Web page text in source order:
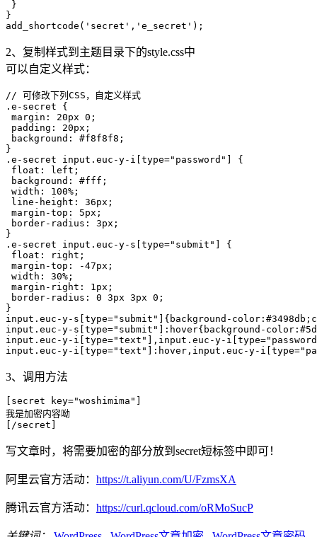
}
}
add_shortcode('secret','e_secret');
2、复制样式到主题目录下的style.css中
可以自定义样式：
// 可修改下列CSS，自定义样式
.e-secret {
margin: 20px 0;
padding: 20px;
background: #f8f8f8;
}
.e-secret input.euc-y-i[type="password"] {
float: left;
background: #fff;
width: 100%;
line-height: 36px;
margin-top: 5px;
border-radius: 3px;
}
.e-secret input.euc-y-s[type="submit"] {
float: right;
margin-top: -47px;
width: 30%;
margin-right: 1px;
border-radius: 0 3px 3px 0;
}
input.euc-y-s[type="submit"]{background-
input.euc-y-s[type="submit"]:hover{background-
input.euc-y-i[type="text"],input.euc-y-
input.euc-y-i[type="text"]:hover,input.euc-y-
3、调用方法
[secret key="woshimima"]
我是加密内容呦
[/secret]
写文章时，将需要加密的部分放到secret短标签中即可！
阿里云官方活动： https://t.aliyun.com/U/FzmsXA
腾讯云官方活动： https://curl.qcloud.com/oRMoSucP